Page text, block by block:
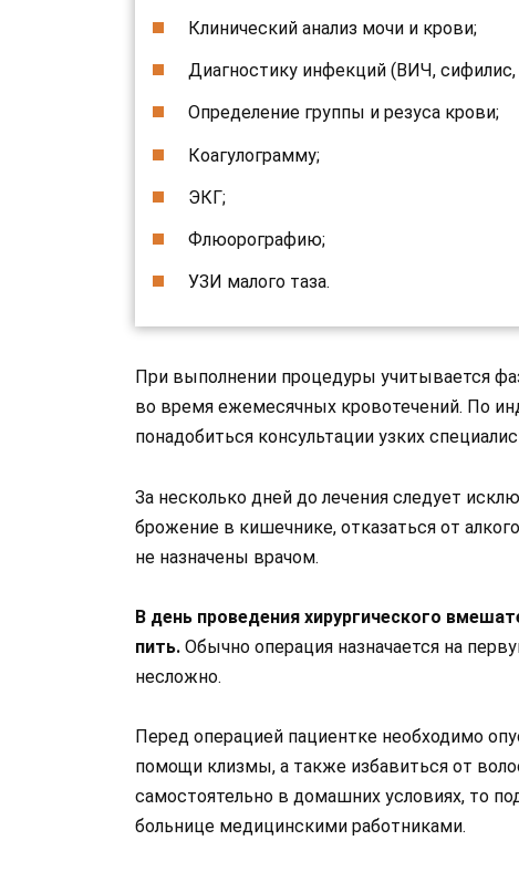
Клинический анализ мочи и крови;
Диагностику инфекций (ВИЧ, сифилис,
Определение группы и резуса крови;
Коагулограмму;
ЭКГ;
Флюорографию;
УЗИ малого таза.
При выполнении процедуры учитывается
во время ежемесячных кровотечений. По
понадобиться консультации узких
За несколько дней до лечения следует
брожение в кишечнике, отказаться от
не назначены врачом.
В день проведения хирургического
пить. Обычно операция назначается на
несложно.
Перед операцией пациентке необходимо
помощи клизмы, а также избавиться от
самостоятельно в домашних условиях, то
больнице медицинскими работниками.